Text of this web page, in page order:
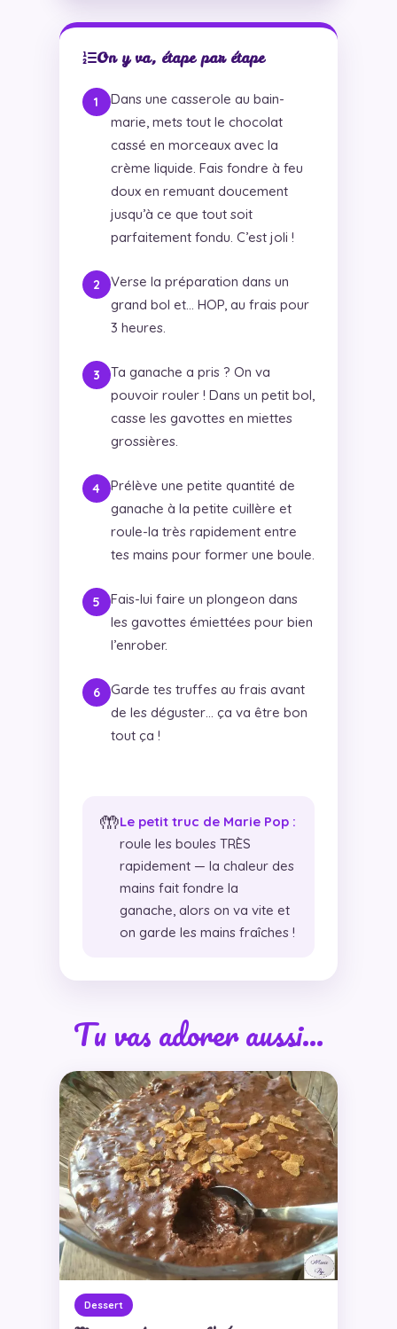
On y va, étape par étape
Dans une casserole au bain-
marie, mets tout le chocolat
cassé en morceaux avec la
crème liquide. Fais fondre à feu
doux en remuant doucement
jusqu’à ce que tout soit
parfaitement fondu. C’est joli !
Verse la préparation dans un
grand bol et… HOP, au frais pour
3 heures.
Ta ganache a pris ? On va
pouvoir rouler ! Dans un petit bol,
casse les gavottes en miettes
grossières.
Prélève une petite quantité de
ganache à la petite cuillère et
roule-la très rapidement entre
tes mains pour former une boule.
Fais-lui faire un plongeon dans
les gavottes émiettées pour bien
l’enrober.
Garde tes truffes au frais avant
de les déguster… ça va être bon
tout ça !
🤲Le petit truc de Marie Pop :
roule les boules TRÈS
rapidement — la chaleur des
mains fait fondre la
ganache, alors on va vite et
on garde les mains fraîches !
Tu vas adorer aussi…
Dessert